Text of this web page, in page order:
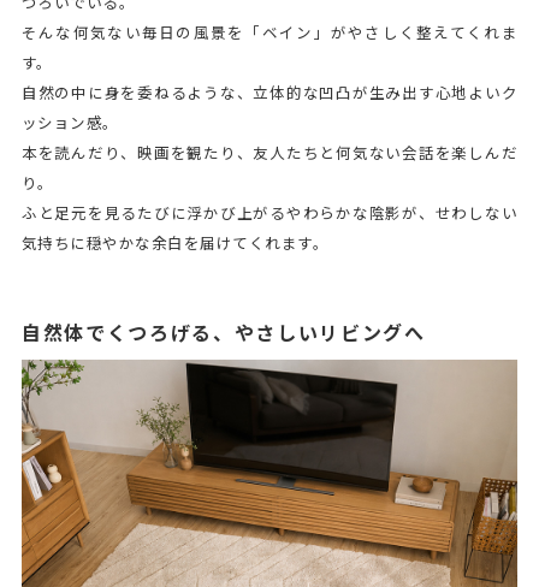
そんな何気ない毎日の風景を「ベイン」がやさしく整えてくれま
す。
自然の中に身を委ねるような、立体的な凹凸が生み出す心地よいク
ッション感。
本を読んだり、映画を観たり、友人たちと何気ない会話を楽しんだ
り。
ふと足元を見るたびに浮かび上がるやわらかな陰影が、せわしない
気持ちに穏やかな余白を届けてくれます。
自然体でくつろげる、やさしいリビングへ